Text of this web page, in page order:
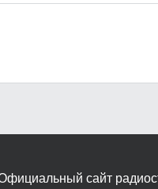
сайт